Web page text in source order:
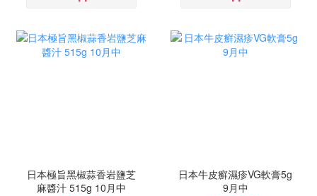
日本極旨黑椒蒜香岩鹽芝
麻醬汁 515g 10月中
日本牛皮癬濕疹VG軟膏5g
9月中